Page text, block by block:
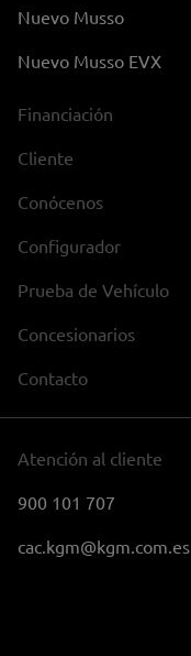
Atención al cliente
900 101 707
cac.kgm@kgm.com.es
Nuevo Musso
Nuevo Musso EVX
Financiación
Cliente
Conócenos
Configurador
Prueba de Vehículo
Concesionarios
Contacto